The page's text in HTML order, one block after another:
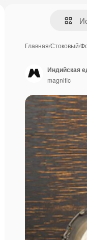
Главная/Стоковый/
Индийская
magnific